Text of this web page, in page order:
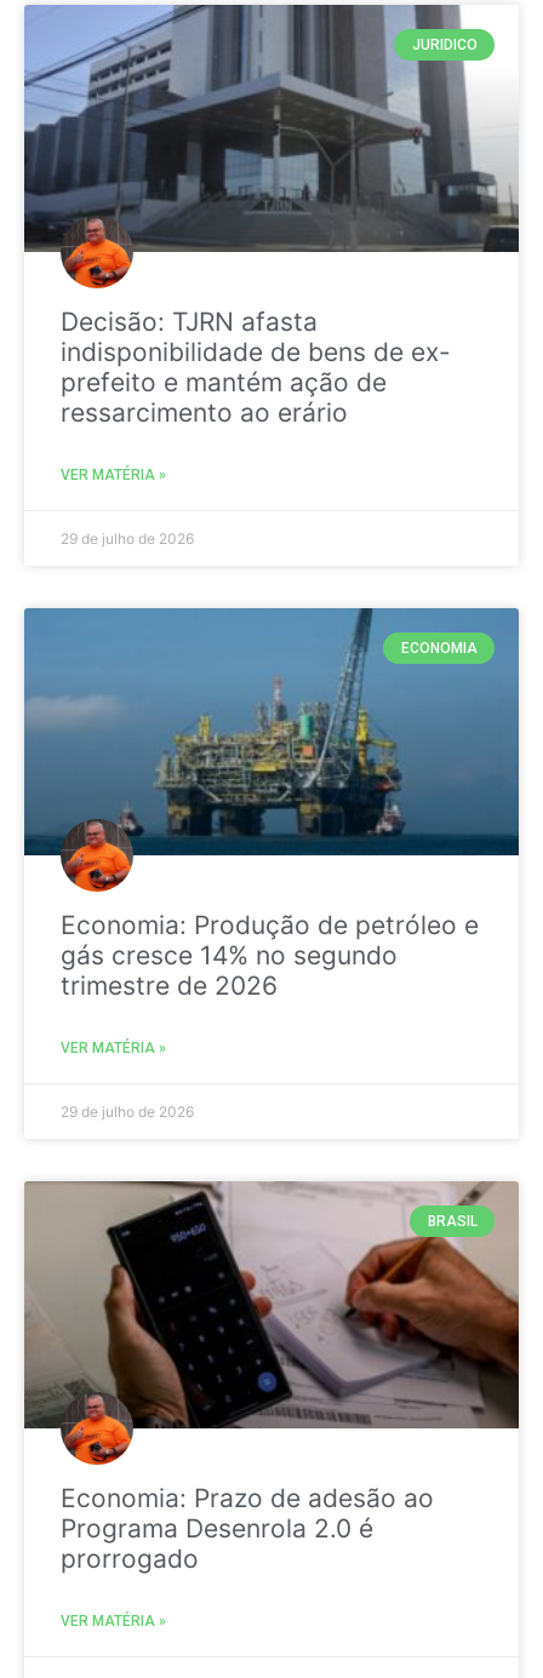
JURIDICO
Decisão: TJRN afasta
indisponibilidade de bens de ex-
prefeito e mantém ação de
ressarcimento ao erário
VER MATÉRIA »
29 de julho de 2026
ECONOMIA
Economia: Produção de petróleo e
gás cresce 14% no segundo
trimestre de 2026
VER MATÉRIA »
29 de julho de 2026
BRASIL
Economia: Prazo de adesão ao
Programa Desenrola 2.0 é
prorrogado
VER MATÉRIA »